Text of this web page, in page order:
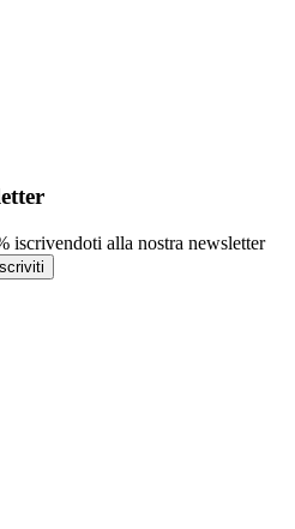
iscrivendoti alla nostra newsletter
Iscriviti